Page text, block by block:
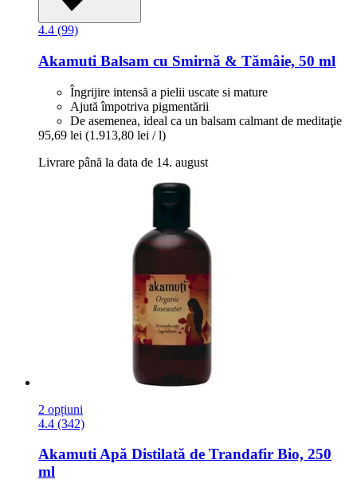
4.4 (99)
Akamuti Balsam cu Smirnă & Tămâie, 50 ml
Îngrijire intensă a pielii uscate si mature
Ajută împotriva pigmentării
De asemenea, ideal ca un balsam calmant de meditaţie
95,69 lei (1.913,80 lei / l)
Livrare până la data de 14. august
2 opțiuni
4.4 (342)
AkamutiApă Distilată de Trandafir Bio, 250
ml